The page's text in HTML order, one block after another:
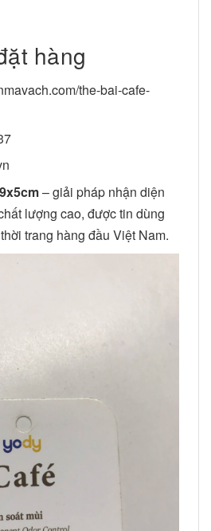
hàng
the-bai-cafe-
– giải pháp nhận diện
lượng cao, được tin dùng
trang hàng đầu Việt Nam.